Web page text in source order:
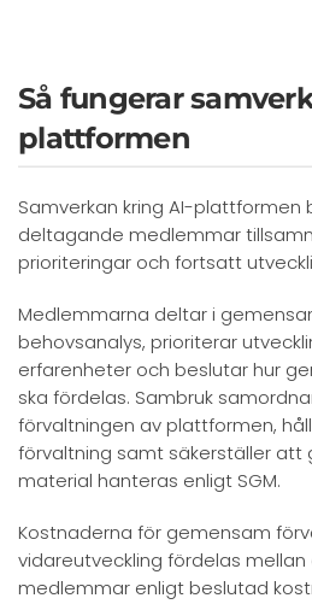
Så fungerar
plattformen
Samverkan kring AI-
deltagande medlemmar
prioriteringar och fortsatt
Medlemmarna deltar i
behovsanalys, prioriterar
erfarenheter och beslutar hur
ska fördelas. Sambruk
förvaltningen av plattformen,
förvaltning samt säkerställer
material hanteras enligt SGM.
Kostnaderna för gemensam
vidareutveckling fördelas
medlemmar enligt beslutad